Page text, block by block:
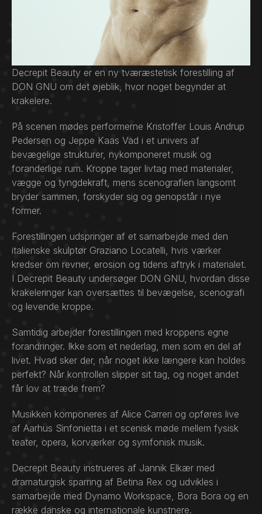
Decrepit Beauty er en ny tværæstetisk forestilling af
DON GNU om det øjeblik, hvor noget begynder at
krakelere.
På scenen mødes performerne Kristoffer Louis Andrup
Pedersen og Jeppe Kaas Vad i et univers af
bevægelige strukturer, nykomponeret musik og
foranderlige rum. Kroppe tager livtag med materialer,
vægge og tyngdekraft, mens scenografien langsomt
bryder sammen, forskyder sig og genopstår i nye
former.
Forestillingen udspringer af et samarbejde med den
italienske skulptør Graziano Locatelli, hvis værker
kredser om revner, erosion og tidens aftryk i materialet.
I Decrepit Beauty undersøger DON GNU, hvordan disse
krakeleringer kan oversættes til bevægelse, scenografi
og levende kroppe.
Samtidig arbejder forestillingen med kroppens egne
forandringer. Ikke som et nederlag, men som en del af
livet. Hvad sker der, når noget ikke længere kan holdes
perfekt? Når kontrollen slipper sit tag, og noget andet
får lov at træde frem?
Musikken komponeres af Alice Carreri og opføres live
af Aarhus Sinfonietta i et scenisk møde mellem fysisk
teater, opera, korværker og symfonisk musik.
Decrepit Beauty instrueres af Jannik Elkær med
dramaturgisk sparring af Betina Rex og udvikles i
samarbejde med Dynamo Workspace, Bora Bora og en
række danske og internationale kunstnere.